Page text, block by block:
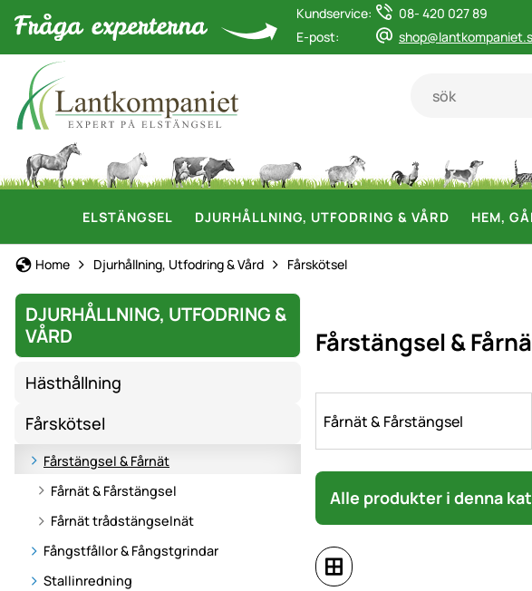
Kundservice:
08- 420 027 89
E-post:
ELSTÄNGSEL DJURHÅLLNING, UTFODRING & VÅRD HEM,
Home Djurhållning, Utfodring & Vård Fårskötsel
DJURHÅLLNING, UTFODRING &
VÅRD
Hästhållning
Fårskötsel
Fårstängsel & Fårnät
Fårnät & Fårstängsel
Fårnät trådstängselnät
Fångstfållor & Fångstgrindar
Stallinredning
Fårstängsel &
Fårnät & Fårstängsel
Alle produkter i denna